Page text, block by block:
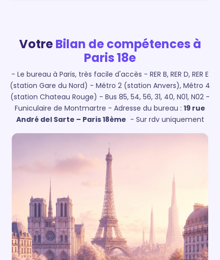
VotreBilan de compétences à
Paris 18e
- Le bureau à Paris, très facile d'accès - RER B, RER D, RER E
(station Gare du Nord) - Métro 2 (station Anvers), Métro 4
(station Chateau Rouge) - Bus 85, 54, 56, 31, 40, N01, N02 -
Funiculaire de Montmartre - Adresse du bureau : 19 rue
André del Sarte – Paris 18ème - Sur rdv uniquement